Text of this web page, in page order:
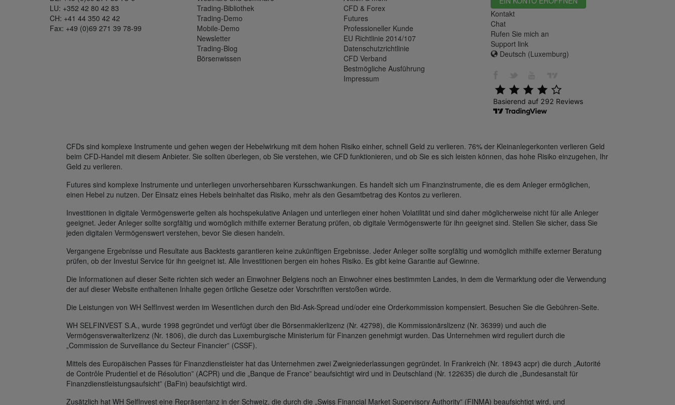
LU: +352 42 80 42 83
CH: +41 44 350 42 42
Fax: +49 (0)69 271 39 78-99
Trading-Bibliothek
Trading-Demo
Mobile-Demo
Newsletter
Trading-Blog
Börsenwissen
CFD & Forex
Futures
Professioneller Kunde
EU Richtlinie 2014/107
Datenschutzrichtlinie
CFD Verband
Bestmögliche Ausführung
Impressum
Kontakt
Chat
Rufen Sie mich an
Support link
Deutsch (Luxemburg)
CFDs sind komplexe Instrumente und gehen wegen der Hebelwirkung mit dem hohen Risiko einher, schnell Geld zu verlieren. 76% der Kleinanlegerkonten verlieren Geld
beim CFD-Handel mit diesem Anbieter. Sie sollten überlegen, ob Sie verstehen, wie CFD funktionieren, und ob Sie es sich leisten können, das hohe Risiko einzugehen, Ihr
Geld zu verlieren.
Futures sind komplexe Instrumente und unterliegen unvorhersehbaren Kursschwankungen. Es handelt sich um Finanzinstrumente, die es dem Anleger ermöglichen,
einen Hebel zu nutzen. Der Einsatz eines Hebels beinhaltet das Risiko, mehr als den Gesamtbetrag des Kontos zu verlieren.
Investitionen in digitale Vermögenswerte gelten als hochspekulative Anlagen und unterliegen einer hohen Volatilität und sind daher möglicherweise nicht für alle Anleger
geeignet. Jeder Anleger sollte sorgfältig und womöglich mithilfe externer Beratung prüfen, ob digitale Vermögenswerte für ihn geeignet sind. Stellen Sie sicher, dass Sie
jeden digitalen Vermögenswert verstehen, bevor Sie diesen handeln.
Vergangene Ergebnisse und Resultate aus Backtests garantieren keine zukünftigen Ergebnisse. Jeder Anleger sollte sorgfältig und womöglich mithilfe externer Beratung
prüfen, ob der Investui Service für ihn geeignet ist. Alle Investitionen bergen ein hohes Risiko. Es gibt keine Garantie auf Gewinne.
Die Informationen auf dieser Seite richten sich weder an Einwohner Belgiens noch an Einwohner eines bestimmten Landes, in dem die Vermarktung oder die Verwendung
der auf dieser Website enthaltenen Inhalte gegen örtliche Gesetze oder Vorschriften verstoßen würde.
Die Leistungen von WH SelfInvest werden im Wesentlichen durch den Bid-Ask-Spread und/oder eine Orderkommission kompensiert. Besuchen Sie die Gebühren-Seite.
WH SELFINVEST S.A., wurde 1998 gegründet und verfügt über die Börsenmaklerlizenz (Nr. 42798), die Kommissionärslizenz (Nr. 36399) und auch die
Vermögensverwalterlizenz (Nr. 1806), die durch das Luxemburgische Ministerium für Finanzen genehmigt wurden. Das Unternehmen wird reguliert durch die
„Commission de Surveillance du Secteur Financier” (CSSF).
Mittels des Europäischen Passes für Finanzdienstleister hat das Unternehmen zwei Zweigniederlassungen gegründet. In Frankreich (Nr. 18943 acpr) die durch „Autorité
de Contrôle Prudentiel et de Résolution” (ACPR) und die „Banque de France” beaufsichtigt wird und in Deutschland (Nr. 122635) die durch die „Bundesanstalt für
Finanzdienstleistungsaufsicht” (BaFin) beaufsichtigt wird.
Zusätzlich hat WH SelfInvest eine Repräsentanz in der Schweiz, die durch die „Swiss Financial Market Supervisory Authority” (FINMA) beaufsichtigt wird, und